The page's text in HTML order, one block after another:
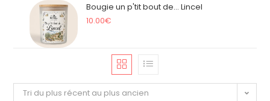
Bougie un p'tit bout de... Lincel
10.00€
Tri du plus récent au plus ancien